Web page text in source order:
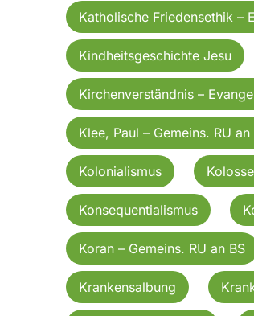
Katholische Friedensethik –
Kindheitsgeschichte Jesu
Kirchenverständnis –
Klee, Paul – Gemeins. RU an
Kolonialismus
Konsequentialismus
Koran – Gemeins. RU an BS
Krankensalbung